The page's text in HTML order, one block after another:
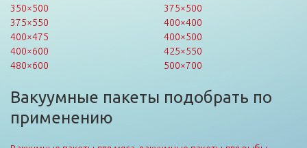
350×500
375×500
375×550
400×400
400×475
400×500
400×600
425×550
480×600
500×700
Вакуумные пакеты подобрать по
применению